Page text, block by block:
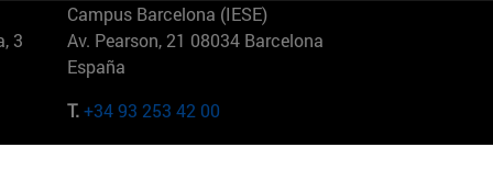
3
Campus Barcelona (IESE)
Av. Pearson, 21 08034 Barcelona
España
T.+34 93 253 42 00